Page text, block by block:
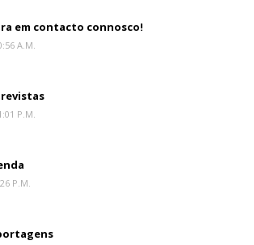
em contacto connosco!
A.m.
P.m.
P.m.